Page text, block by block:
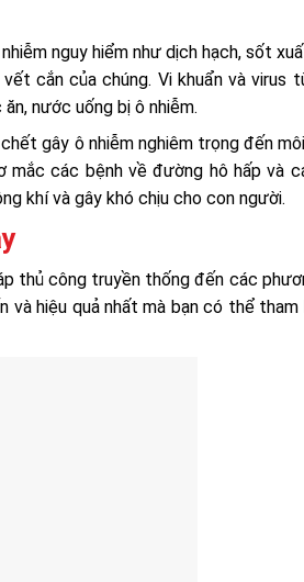
nguy hiểm như dịch hạch, sốt
cắn của chúng. Vi khuẩn và virus
nước uống bị ô nhiễm.
gây ô nhiễm nghiêm trọng đến
mắc các bệnh về đường hô hấp và
khí và gây khó chịu cho con người.
thủ công truyền thống đến các
hiệu quả nhất mà bạn có thể tham